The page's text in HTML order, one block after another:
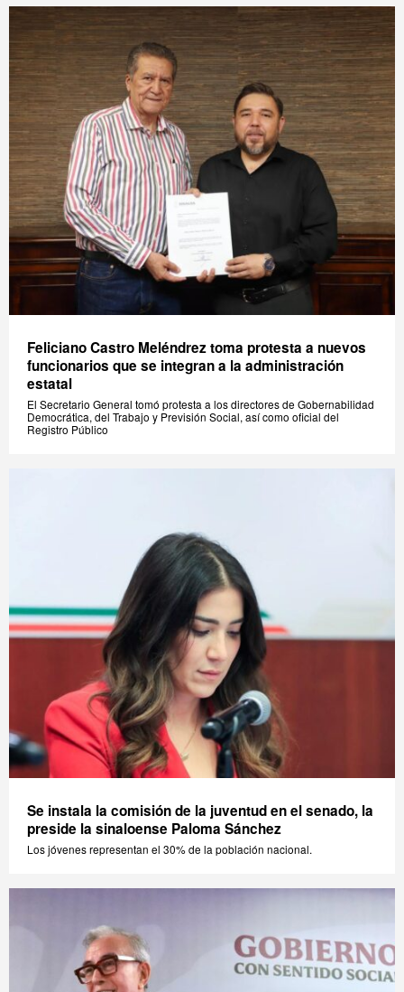
Feliciano Castro Meléndrez toma protesta a nuevos
funcionarios que se integran a la administración
estatal
El Secretario General tomó protesta a los directores de Gobernabilidad
Democrática, del Trabajo y Previsión Social, así como oficial del
Registro Público
Se instala la comisión de la juventud en el senado, la
preside la sinaloense Paloma Sánchez
Los jóvenes representan el 30% de la población nacional.